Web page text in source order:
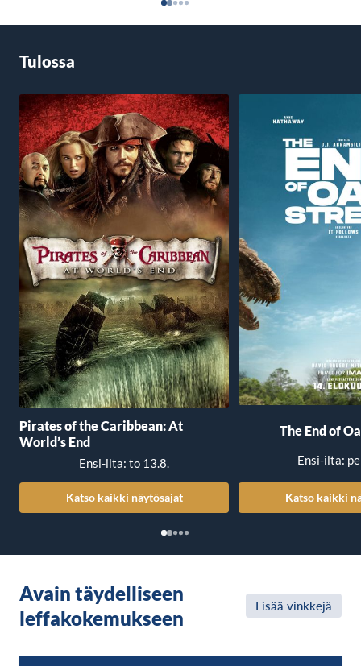
Tulossa
Pirates of the Caribbean: At
World’s End
Ensi-ilta: to 13.8.
Katso kaikki näytösajat
The End of
Ensi-ilta:
Katso kaikki
Avain täydelliseen
leffakokemukseen
Lisää vinkkejä